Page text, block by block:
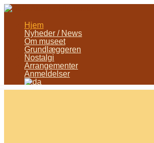
Hjem
Nyheder / News
Om museet
Grundlæggeren
Nostalgi
Arrangementer
Anmeldelser